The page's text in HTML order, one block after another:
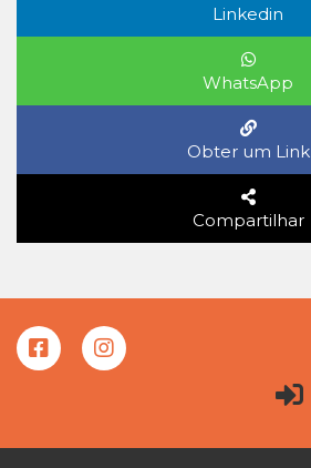
Linkedin
WhatsApp
Obter um Link
Compartilhar